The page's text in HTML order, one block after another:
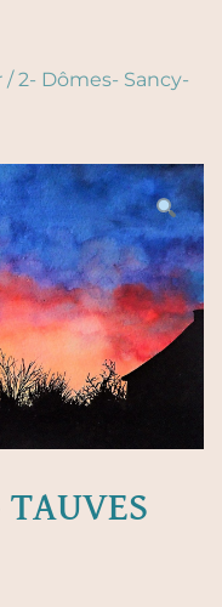
/2- Dômes- Sancy-
TAUVES